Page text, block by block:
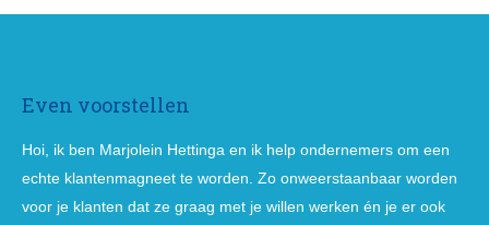
Even voorstellen
Hoi, ik ben Marjolein Hettinga en ik help ondernemers om een
echte klantenmagneet te worden. Zo onweerstaanbaar worden
voor je klanten dat ze graag met je willen werken én je er ook